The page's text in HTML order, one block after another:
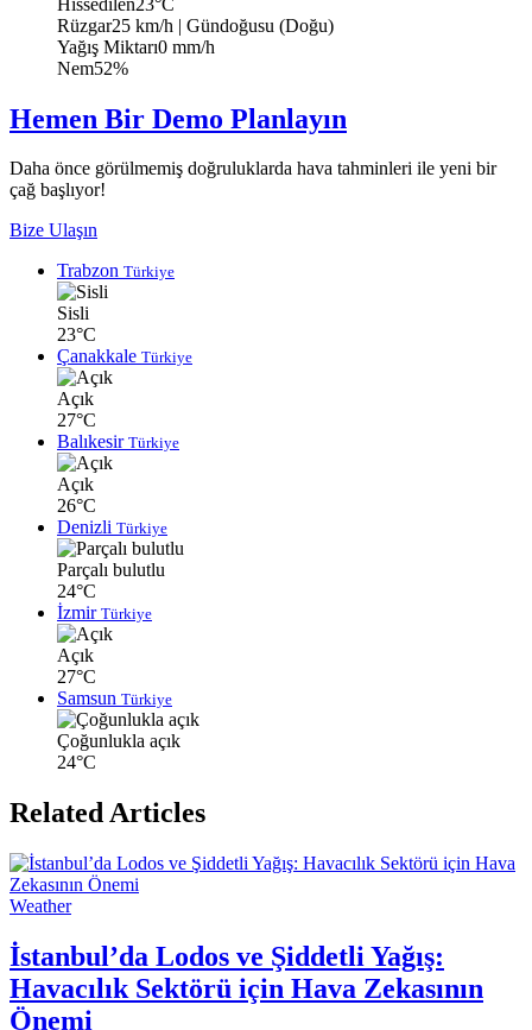
Rüzgar25 km/h | Gündoğusu (Doğu)
Yağış Miktarı0 mm/h
Nem52%
Hemen Bir Demo Planlayın
Daha önce görülmemiş doğruluklarda hava tahminleri ile yeni bir
çağ başlıyor!
Bize Ulaşın
Trabzon Türkiye
Sisli
23°C
Çanakkale Türkiye
Açık
27°C
Balıkesir Türkiye
Açık
26°C
Denizli Türkiye
Parçalı bulutlu
24°C
İzmir Türkiye
Açık
27°C
Samsun Türkiye
Çoğunlukla açık
24°C
Related Articles
Weather
İstanbul’da Lodos ve Şiddetli Yağış:
Havacılık Sektörü için Hava Zekasının
Önemi